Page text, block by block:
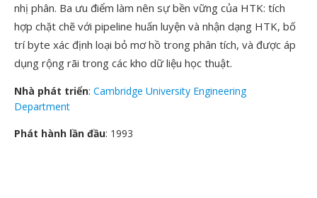
nhị phân. Ba ưu điểm làm nên sự bền vững của HTK: tích
hợp chặt chẽ với pipeline huấn luyện và nhận dạng HTK, bố
trí byte xác định loại bỏ mơ hồ trong phân tích, và được áp
dụng rộng rãi trong các kho dữ liệu học thuật.
Nhà phát triển: Cambridge University Engineering
Department
Phát hành lần đầu: 1993